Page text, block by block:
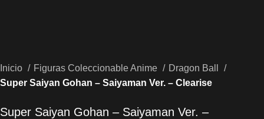
Inicio Figuras Coleccionable Anime
Dragon Ball
Super Saiyan Gohan – Saiyaman Ver. – Clearise
Super Saiyan Gohan – Saiyaman Ver. –